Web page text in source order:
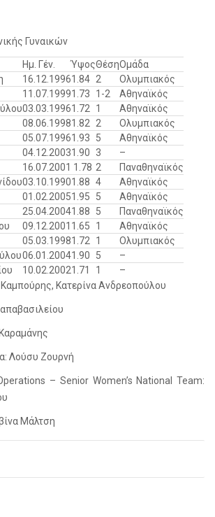
Γυναικών
Ημ. Γέν. ΎψοςΘέσηΟμάδα
16.12.19961.84 2
Ολυμπιακός
11.07.19991.73 1-2
Αθηναϊκός
03.03.19961.72 1
Αθηναϊκός
08.06.19981.82 2
Ολυμπιακός
05.07.19961.93 5
Αθηναϊκός
04.12.20031.90 3
–
16.07.2001 1.78 2
Παναθηναϊκός
03.10.19901.88 4
Αθηναϊκός
01.02.20051.95 5
Αθηναϊκός
25.04.20041.88 5
Παναθηναϊκός
09.12.2001 1.65 1
Αθηναϊκός
05.03.19981.72 1
Ολυμπιακός
06.01.20041.90 5
–
10.02.20021.71 1
–
Κατερίνα Ανδρεοπούλου
Λούσυ Ζουρνή
– Senior Women’s National Team:
Μάλτση